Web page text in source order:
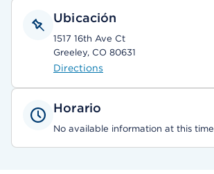
Ubicación
1517 16th Ave Ct
Greeley, CO 80631
Directions
Horario
No available information at this time